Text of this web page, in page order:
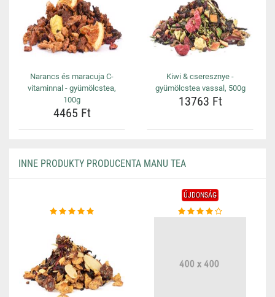
Narancs és maracuja C-
vitaminnal - gyümölcstea,
100g
4465 Ft
Kiwi & cseresznye -
gyümölcstea vassal, 500g
13763 Ft
INNE PRODUKTY PRODUCENTA MANU TEA
ÚJDONSÁG